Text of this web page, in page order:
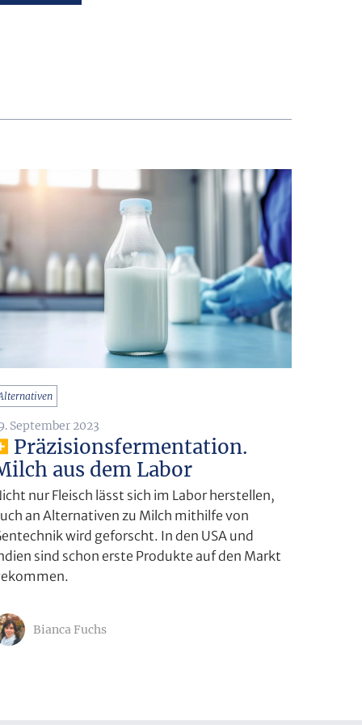
September 2023
Präzisionsfermentation.
aus dem Labor
nur Fleisch lässt sich im Labor herstellen,
an Alternativen zu Milch mithilfe von
wird geforscht. In den USA und
sind schon erste Produkte auf den Markt
Bianca Fuchs